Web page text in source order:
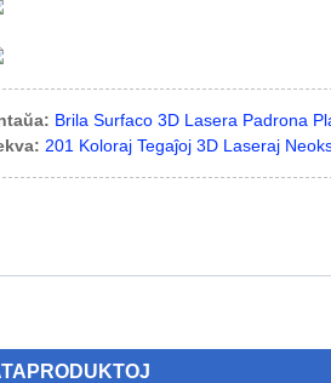
Brila Surfaco 3D Lasera Padrona
201 Koloraj Tegaĵoj 3D Laseraj
PRODUKTOJ